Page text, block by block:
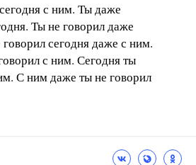
с ним. Ты даже
Ты не говорил даже
сегодня даже с ним.
с ним. Сегодня ты
С ним даже ты не говорил